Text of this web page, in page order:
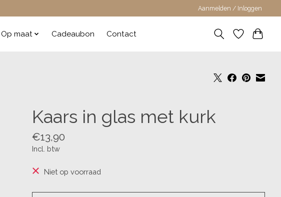
Aanmelden / Inloggen
Op maat Cadeaubon Contact
Kaars in glas met kurk
€13,90
Incl. btw
Niet op voorraad